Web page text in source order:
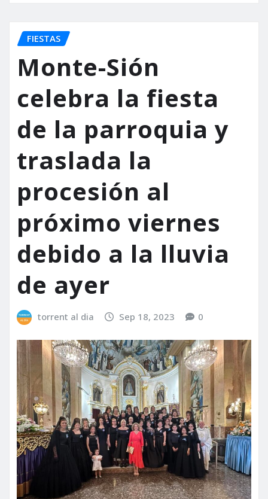
FIESTAS
Monte-Sión
celebra la fiesta
de la parroquia y
traslada la
procesión al
próximo viernes
debido a la lluvia
de ayer
torrent al dia Sep 18, 2023 0